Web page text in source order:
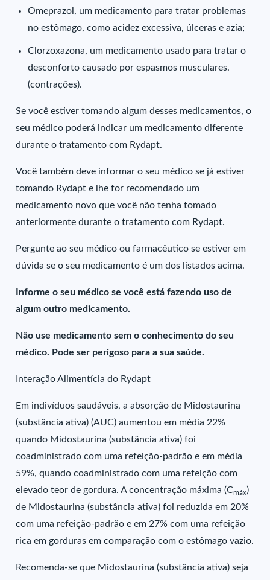
Omeprazol, um medicamento para tratar problemas
no estômago, como acidez excessiva, úlceras e azia;
Clorzoxazona, um medicamento usado para tratar o
desconforto causado por espasmos musculares.
(contrações).
Se você estiver tomando algum desses medicamentos, o
seu médico poderá indicar um medicamento diferente
durante o tratamento com Rydapt.
Você também deve informar o seu médico se já estiver
tomando Rydapt e lhe for recomendado um
medicamento novo que você não tenha tomado
anteriormente durante o tratamento com Rydapt.
Pergunte ao seu médico ou farmacêutico se estiver em
dúvida se o seu medicamento é um dos listados acima.
Informe o seu médico se você está fazendo uso de
algum outro medicamento.
Não use medicamento sem o conhecimento do seu
médico. Pode ser perigoso para a sua saúde.
Interação Alimentícia do Rydapt
Em indivíduos saudáveis, a absorção de Midostaurina
(substância ativa) (AUC) aumentou em média 22%
quando Midostaurina (substância ativa) foi
coadministrado com uma refeição-padrão e em média
59%, quando coadministrado com uma refeição com
elevado teor de gordura. A concentração máxima (Cmáx)
de Midostaurina (substância ativa) foi reduzida em 20%
com uma refeição-padrão e em 27% com uma refeição
rica em gorduras em comparação com o estômago vazio.
Recomenda-se que Midostaurina (substância ativa) seja